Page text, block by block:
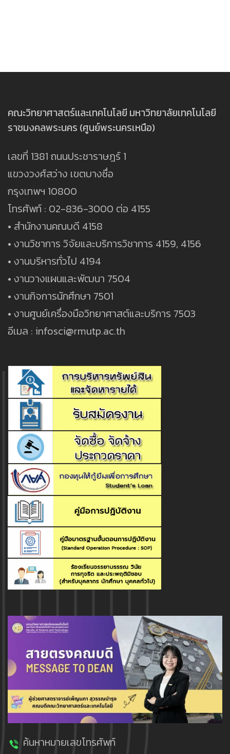
คณะวิทยาศาสตร์และเทคโนโลยี มหาวิทยาลัยเทคโนโลยี
ราชมงคลพระนคร (ศูนย์พระนครเหนือ)
เลขที่ 1381 ถนนประชาราษฎร์ 1
แขวงวงศ์สว่าง เขตบางซื่อ
กรุงเทพฯ 10800
โทรศัพท์ : 02-836-3000 ต่อ 4155
• สำนักงานคณบดี 4158
• งานวิชาการ วิจัยและบริการวิชาการ 4159, 4156
• งานบริหารทั่วไป 4194
• งานวางแผนและพัฒนา 7504
• งานกิจการนักศึกษา 7501
• งานศูนย์เครื่องมือวิทยาศาสต์และบริการ 7503
อีเมล : infosci@rmutp.ac.th
ค้นหาหมายเลขโทรศัพท์